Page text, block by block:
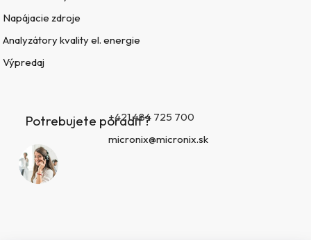
Napájacie zdroje
Analyzátory kvality el. energie
Výpredaj
Potrebujete poradiť?+421 484 725 700
micronix@micronix.sk